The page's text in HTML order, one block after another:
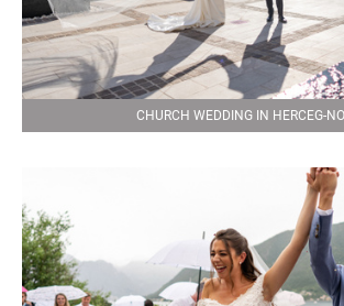
CHURCH WEDDING IN HERCEG-